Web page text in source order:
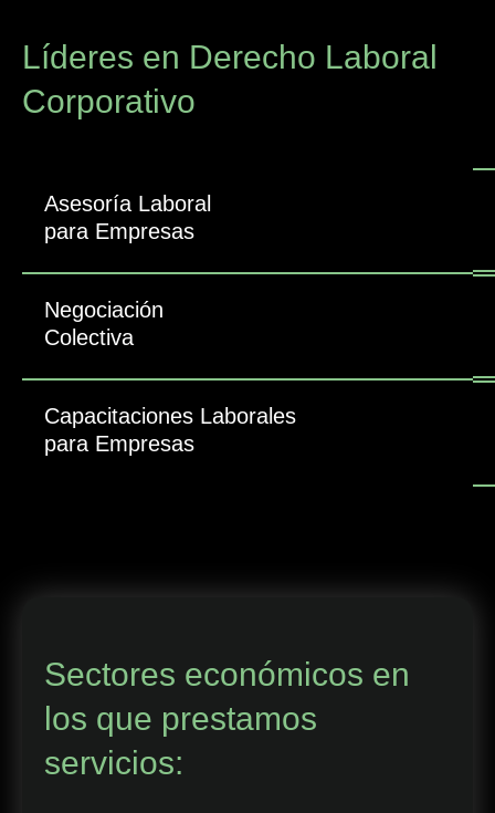
Líderes en Derecho Laboral
Corporativo
Asesoría Laboral
para Empresas
Negociación
Colectiva
Capacitaciones Laborales
para Empresas
Sectores económicos en
los que prestamos
servicios: